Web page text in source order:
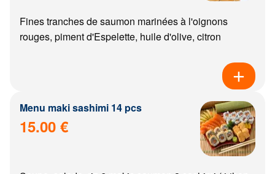
Fines tranches de saumon marinées à l'oignons
rouges, piment d'Espelette, huile d'olive, citron
Menu maki sashimi 14 pcs
15.00 €